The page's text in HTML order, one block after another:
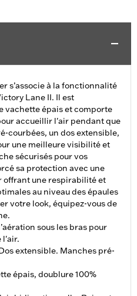
s’associe à la fonctionnalité
Lane II. Il est
vachette épais et comporte
accueillir l'air pendant que
courbées, un dos extensible,
une meilleure visibilité et
sécurisés pour vos
sa protection avec une
offrant une respirabilité et
au niveau des épaules
votre look, équipez-vous de
sous les bras pour
l'air.
extensible. Manches pré-
épais, doublure 100%